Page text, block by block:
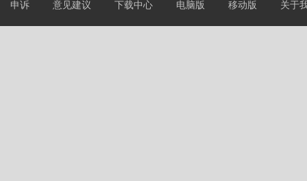
申诉 意见建议 下载中心 电脑版 移动版 关于